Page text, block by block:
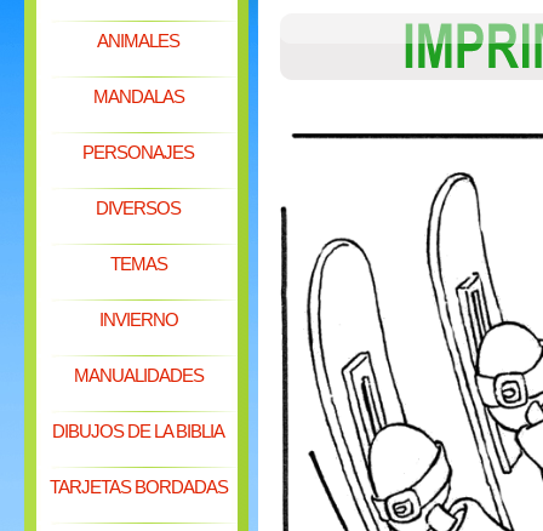
ANIMALES
MANDALAS
PERSONAJES
DIVERSOS
TEMAS
INVIERNO
MANUALIDADES
DIBUJOS DE LA BIBLIA
TARJETAS BORDADAS